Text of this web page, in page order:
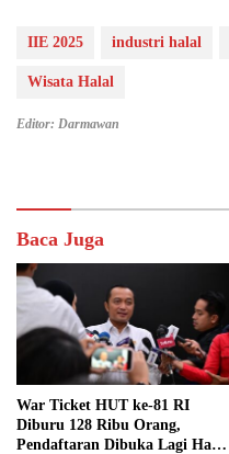
IIE 2025 industri halal
Wisata Halal
Editor: Darmawan
Baca Juga
War Ticket HUT ke-81 RI
Diburu 128 Ribu Orang,
Pendaftaran Dibuka Lagi Hari